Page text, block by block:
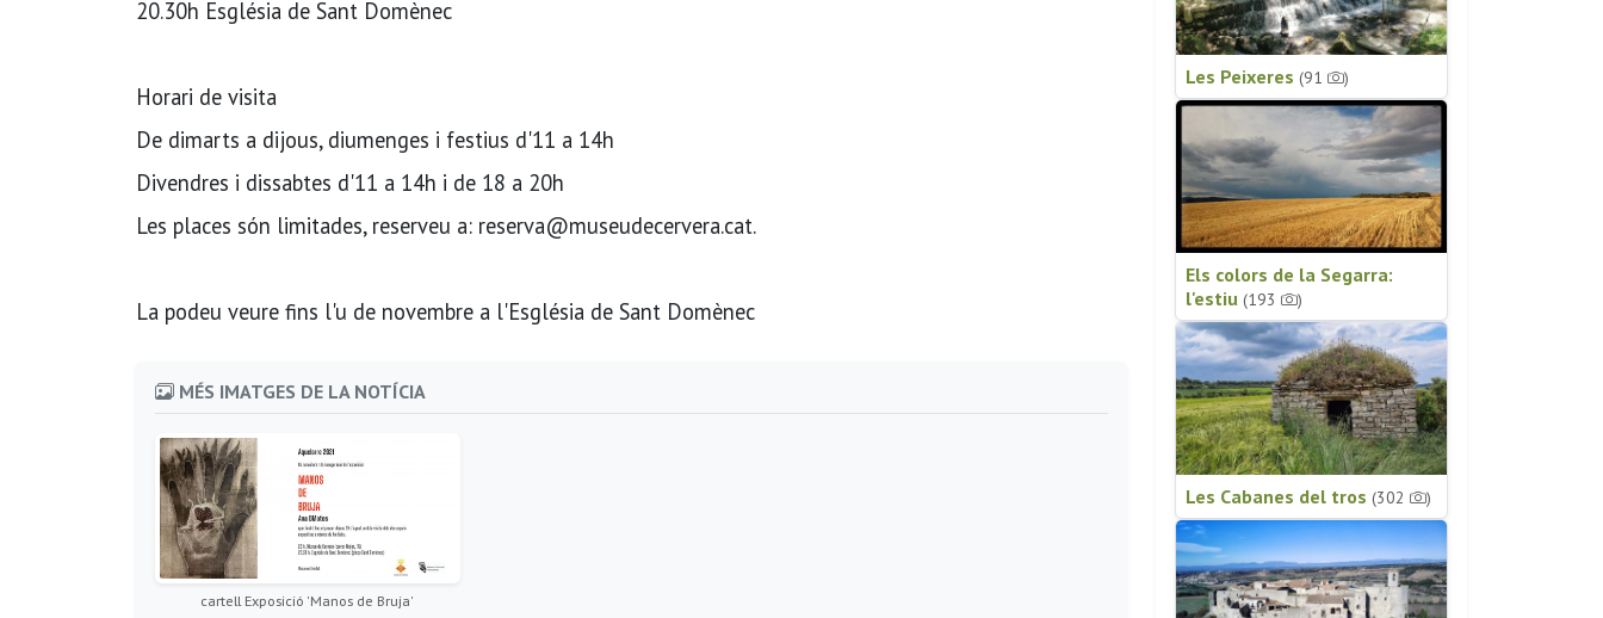
20.30h Església de Sant Domènec
Horari de visita
De dimarts a dijous, diumenges i festius d'11 a 14h
Divendres i dissabtes d'11 a 14h i de 18 a 20h
Les places són limitades, reserveu a: reserva@museudecervera.cat.
La podeu veure fins l'u de novembre a l'Església de Sant Domènec
MÉS IMATGES DE LA NOTÍCIA
cartell Exposició 'Manos de Bruja'
Les Peixeres (91 )
Els colors de la Segarra:
l'estiu (193 )
Les Cabanes del tros (302 )